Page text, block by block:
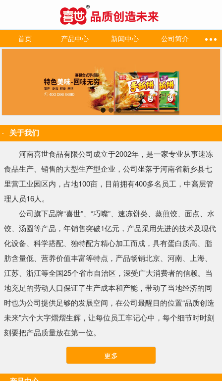
首页 产品中心 新闻中心 公司简介
关于我们
河南喜世食品有限公司成立于2002年，是一家专业从事速冻
食品生产、销售的大型生产型企业，公司坐落于河南省新乡县七
里营工业园区内，占地100亩，目前拥有400多名员工，中高层管
理人员16人。
公司旗下品牌“喜世”、“巧嘴”、速冻饼类、蒸煎饺、面点、水
饺、汤圆等产品，年销售突破1亿元，产品采用先进的技术及现代
化设备、科学搭配、独特配方精心加工而成，具有蛋白质高、脂
肪含量低、营养价值丰富等特点，产品畅销北京、河南、上海、
江苏、浙江等全国25个省市自治区，深受广大消费者的信赖。当
地充足的劳动人口保证了生产成本和产能，带动了当地经济的同
时也为公司提供足够的发展空间，在公司最醒目的位置“品质创造
未来”六个大字熠熠生辉，让每位员工牢记心中，每个细节时时刻
刻要把产品质量放在第一位。
更多